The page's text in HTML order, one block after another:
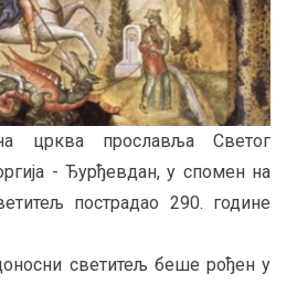
црква прославља Светог
- Ђурђевдан, у спомен на
пострадао 290. године
светитељ беше рођен у